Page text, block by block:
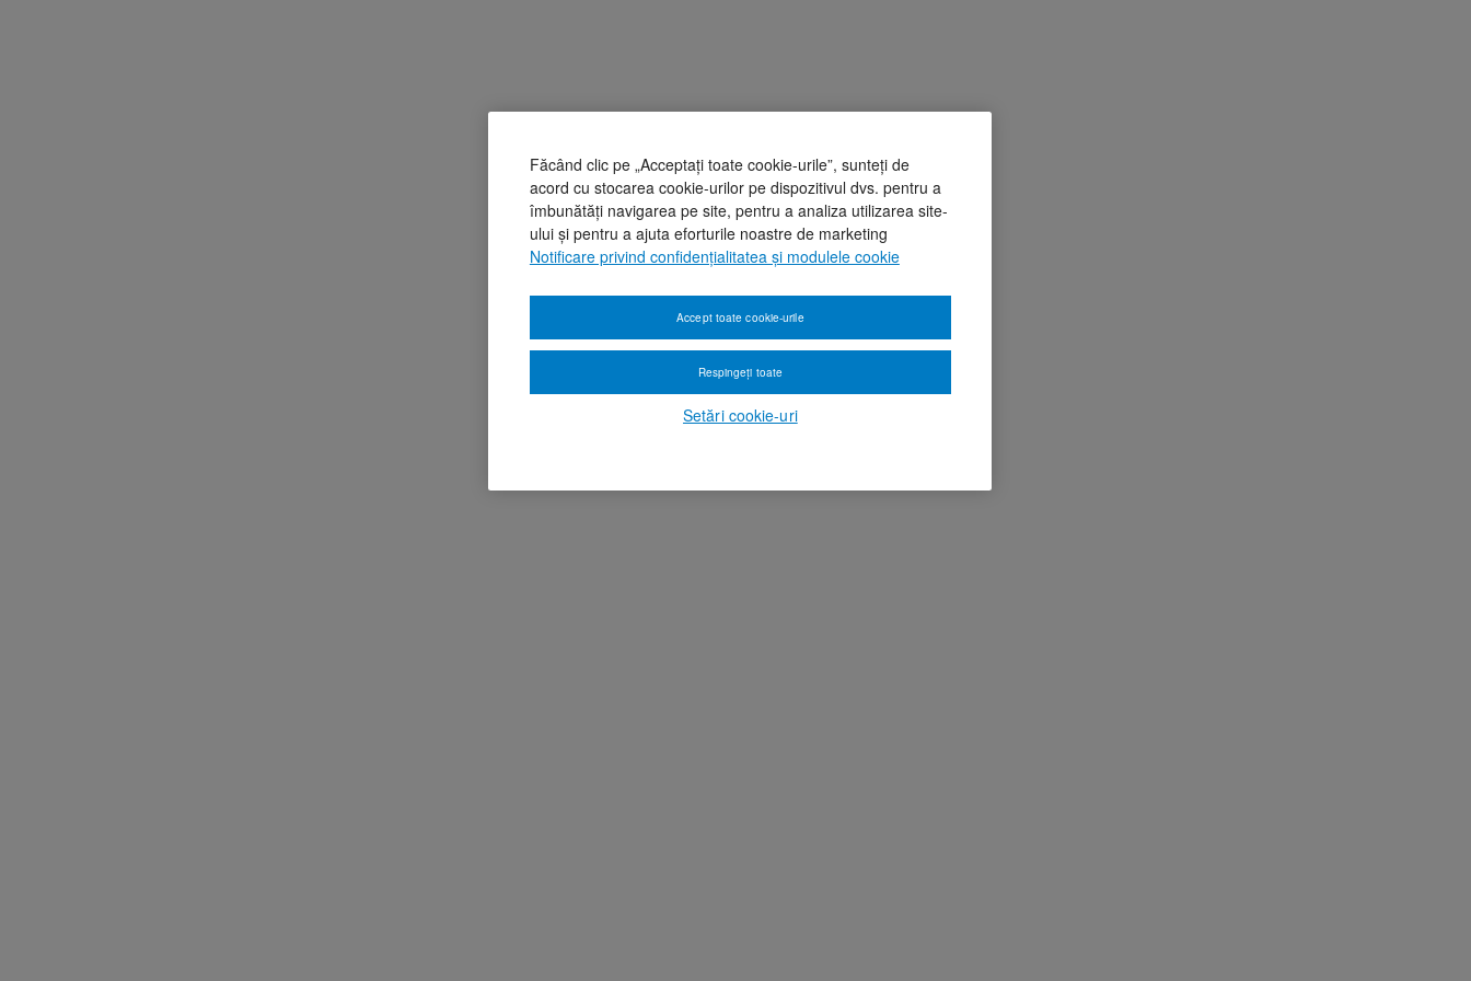
Făcând clic pe „Acceptați toate cookie-urile”, sunteți de
acord cu stocarea cookie-urilor pe dispozitivul dvs. pentru a
îmbunătăți navigarea pe site, pentru a analiza utilizarea site-
ului și pentru a ajuta eforturile noastre de marketing
Notificare privind confidențialitatea și modulele cookie
Setări cookie-uri
Respingeți toate
Accept toate cookie-urile